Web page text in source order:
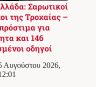
Σαρωτικοί
της Τροχαίας –
για
και 146
οδηγοί
Αυγούστου 2026,